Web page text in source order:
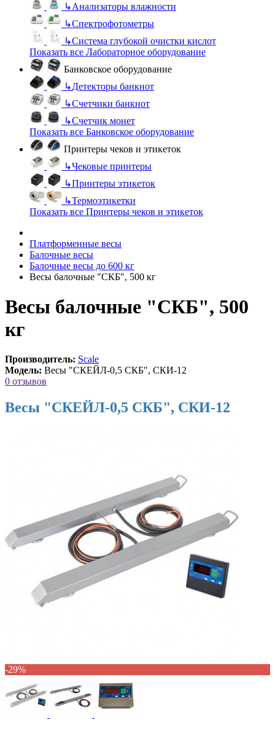
↳Анализаторы влажности
↳Спектрофотометры
↳Система глубокой очистки кислот
Показать все Лабораторное оборудование
Банковское оборудование
↳Детекторы банкнот
↳Счетчики банкнот
↳Счетчик монет
Показать все Банковское оборудование
Принтеры чеков и этикеток
↳Чековые принтеры
↳Принтеры этикеток
↳Термоэтикетки
Показать все Принтеры чеков и этикеток
Платформенные весы
Балочные весы
Балочные весы до 600 кг
Весы балочные "СКБ", 500 кг
Весы балочные "СКБ", 500
кг
Производитель: Scale
Модель: Весы "СКЕЙЛ-0,5 СКБ", СКИ-12
0 отзывов
Весы "СКЕЙЛ-0,5 СКБ", СКИ-12
-29%